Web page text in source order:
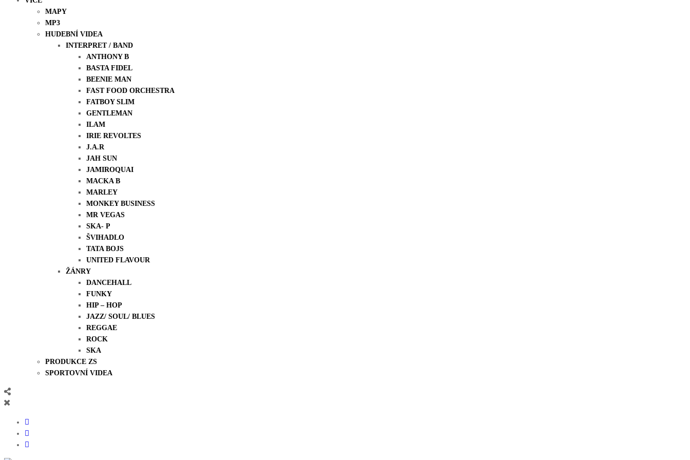
MAPY
MP3
HUDEBNÍ VIDEA
INTERPRET / BAND
ANTHONY B
BASTA FIDEL
BEENIE MAN
FAST FOOD ORCHESTRA
FATBOY SLIM
GENTLEMAN
ILAM
IRIE REVOLTES
J.A.R
JAH SUN
JAMIROQUAI
MACKA B
MARLEY
MONKEY BUSINESS
MR VEGAS
SKA- P
ŠVIHADLO
TATA BOJS
UNITED FLAVOUR
ŽÁNRY
DANCEHALL
FUNKY
HIP – HOP
JAZZ/ SOUL/ BLUES
REGGAE
ROCK
SKA
PRODUKCE ZS
SPORTOVNÍ VIDEA